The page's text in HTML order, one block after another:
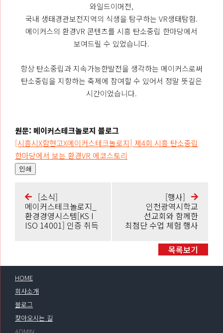
와일드이머전,
국내 생태경관보전지역의 식생을 탐구하는 VR생태탐험.
메이커스의 환경VR 콘텐츠를 시흥 탄소중립 한마당에서
보여드릴 수 있었습니다.
​항상 탄소중립과 지속가능한발전을 생각하는 메이커스로써
탄소중립을 지향하는 축제에 참여할 수 있어서 정말 뜻깊은
시간이었습니다.
원문: 메이커스테크놀로지 블로그
[시흥시X함현고X메이커스테크놀로지] 제4회 시흥 탄소중립
한마당에서 보는 환경VR 에코스토리
인쇄
[소식]
메이커스테크놀로지_
환경경영시스템[KS I
ISO 14001] 인증 취득
[행사]
인천광역시학교
선교회와 함께한
최첨단 수업 체험 행사
목록보기
HOME
회사소개
블로그
찾아오시는 길